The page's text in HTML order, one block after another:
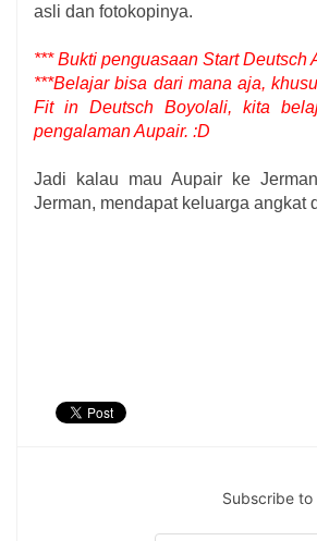
asli dan fotokopinya.
*** Bukti penguasaan Start Deutsch
***Belajar bisa dari mana aja,
Fit in Deutsch Boyolali, kita
pengalaman Aupair. :D
Jadi kalau mau Aupair ke
Jerman, mendapat keluarga angkat
Subscribe